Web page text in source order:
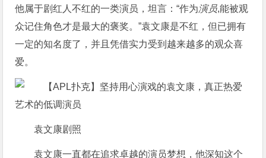
他属于剧红人不红的一类演员，坦言：“作为演员,能被观
众记住角色才是最大的褒奖。”袁文康是不红，但已拥有
一定的知名度了，并且凭借实力受到越来越多的观众喜
爱。
袁文康剧照
袁文康一直都在追求卓越的演员梦想，他深知这个